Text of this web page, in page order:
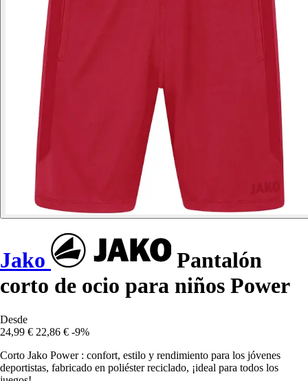
Jako
Pantalón
corto de ocio para niños Power
Desde
24,99 € 22,86 € -9%
Corto Jako Power : confort, estilo y rendimiento para los jóvenes
deportistas, fabricado en poliéster reciclado, ¡ideal para todos los